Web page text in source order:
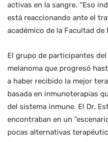
activas en la sangre. “Eso
está reaccionando ante el
académico de la Facultad de
El grupo de participantes
melanoma que progresó
a haber recibido la mejor
basada en inmunoterapias
del sistema inmune. El Dr.
encontraban en un
pocas alternativas